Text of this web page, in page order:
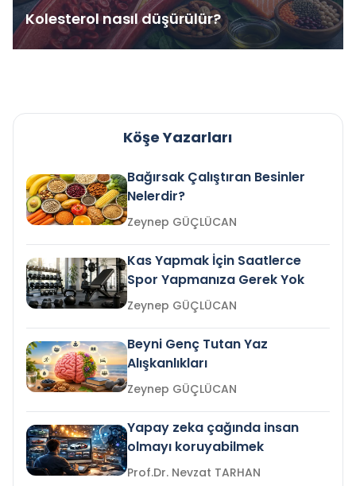
Kolesterol nasıl düşürülür?
Köşe Yazarları
Bağırsak Çalıştıran Besinler
Nelerdir?
Zeynep GÜÇLÜCAN
Kas Yapmak İçin Saatlerce
Spor Yapmanıza Gerek Yok
Zeynep GÜÇLÜCAN
Beyni Genç Tutan Yaz
Alışkanlıkları
Zeynep GÜÇLÜCAN
Yapay zeka çağında insan
olmayı koruyabilmek
Prof.Dr. Nevzat TARHAN